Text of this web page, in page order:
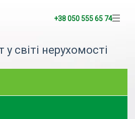
+38 050 555 65 74
у світі нерухомості